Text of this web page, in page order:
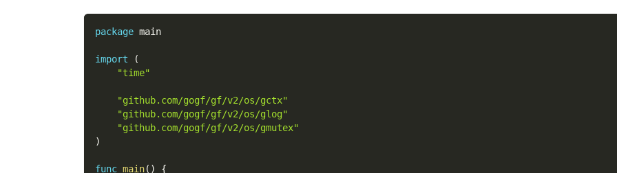
package main
import
(
"time"
"github.com/gogf/gf/v2/os/gctx"
"github.com/gogf/gf/v2/os/glog"
"github.com/gogf/gf/v2/os/gmutex"
)
func main( )
{